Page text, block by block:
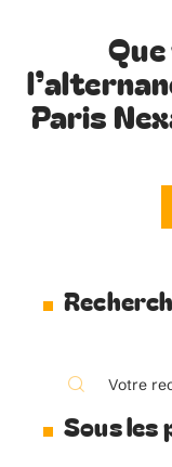
Paris
Sous